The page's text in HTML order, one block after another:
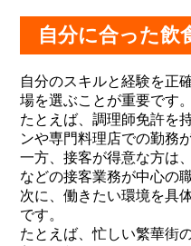
自分に合った飲
自分のスキルと経験を正
場を選ぶことが重要です。
たとえば、調理師免許を
ンや専門料理店での勤務
一方、接客が得意な方は
などの接客業務が中心の
次に、働きたい環境を具
です。
たとえば、忙しい繁華街